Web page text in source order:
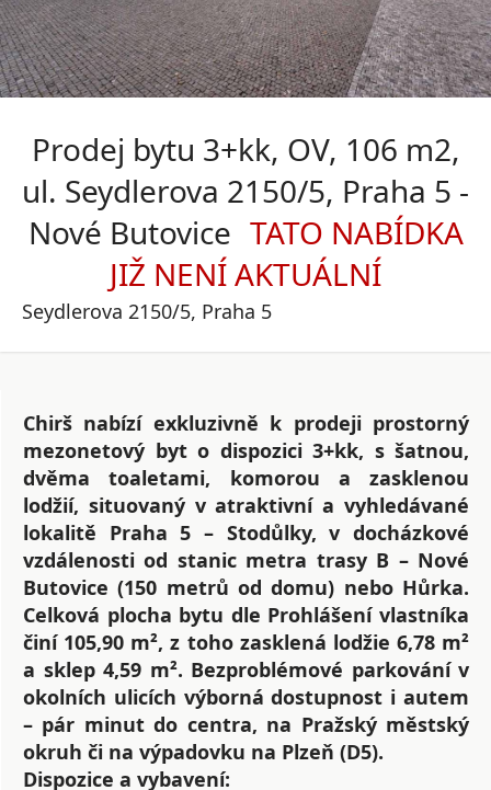
Prodej bytu 3+kk, OV, 106 m2,
ul. Seydlerova 2150/5, Praha 5 -
Nové Butovice
Seydlerova 2150/5, Praha 5
Chirš nabízí exkluzivně k prodeji prostorný
mezonetový byt o dispozici 3+kk, s šatnou,
dvěma toaletami, komorou a zasklenou
lodžií, situovaný v atraktivní a vyhledávané
lokalitě Praha 5 – Stodůlky, v docházkové
vzdálenosti od stanic metra trasy B – Nové
Butovice (150 metrů od domu) nebo Hůrka.
Celková plocha bytu dle Prohlášení vlastníka
činí 105,90 m², z toho zasklená lodžie 6,78 m²
a sklep 4,59 m². Bezproblémové parkování v
okolních ulicích výborná dostupnost i autem
– pár minut do centra, na Pražský městský
okruh či na výpadovku na Plzeň (D5).
Dispozice a vybavení: